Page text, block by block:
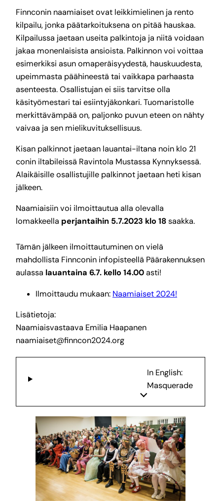
Finnconin naamiaiset ovat leikkimielinen ja rento
kilpailu, jonka päätarkoituksena on pitää hauskaa.
Kilpailussa jaetaan useita palkintoja ja niitä voidaan
jakaa monenlaisista ansioista. Palkinnon voi voittaa
esimerkiksi asun omaperäisyydestä, hauskuudesta,
upeimmasta päähineestä tai vaikkapa parhaasta
asenteesta. Osallistujan ei siis tarvitse olla
käsityömestari tai esiintyjäkonkari. Tuomaristolle
merkittävämpää on, paljonko puvun eteen on nähty
vaivaa ja sen mielikuvituksellisuus.
Kisan palkinnot jaetaan lauantai-iltana noin klo 21
conin iltabileissä Ravintola Mustassa Kynnyksessä.
Alaikäisille osallistujille palkinnot jaetaan heti kisan
jälkeen.
Naamiaisiin voi ilmoittautua alla olevalla
lomakkeella perjantaihin 5.7.2023 klo 18saakka.
Tämän jälkeen ilmoittautuminen on vielä
mahdollista Finnconin infopisteellä Päärakennuksen
aulassa lauantaina 6.7. kello 14.00asti!
Ilmoittaudu mukaan: Naamiaiset 2024!
Lisätietoja:
Naamiaisvastaava Emilia Haapanen
naamiaiset@finncon2024.org
In English:
Masquerade